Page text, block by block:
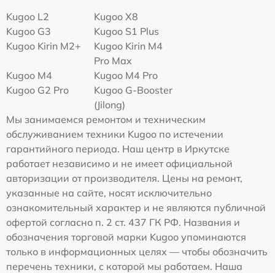
Kugoo L2
Kugoo X8
Kugoo G3
Kugoo S1 Plus
Kugoo Kirin M2+
Kugoo Kirin M4
Pro Max
Kugoo M4
Kugoo M4 Pro
Kugoo G2 Pro
Kugoo G-Booster
(Jilong)
Мы занимаемся ремонтом и техническим
обслуживанием техники Kugoo по истечении
гарантийного периода. Наш центр в Иркутске
работает независимо и не имеет официальной
авторизации от производителя. Цены на ремонт,
указанные на сайте, носят исключительно
ознакомительный характер и не являются публичной
офертой согласно п. 2 ст. 437 ГК РФ. Названия и
обозначения торговой марки Kugoo упоминаются
только в информационных целях — чтобы обозначить
перечень техники, с которой мы работаем. Наша